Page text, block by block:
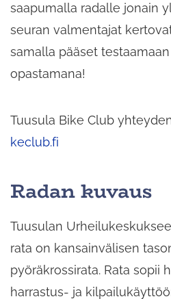
saapumalla radalle jonain
seuran valmentajat
samalla pääset
opastamana!
Tuusula Bike Club
keclub.fi
Radan kuvaus
Tuusulan
rata on kansainvälisen
pyöräkrossirata. Rata sopii
harrastus- ja